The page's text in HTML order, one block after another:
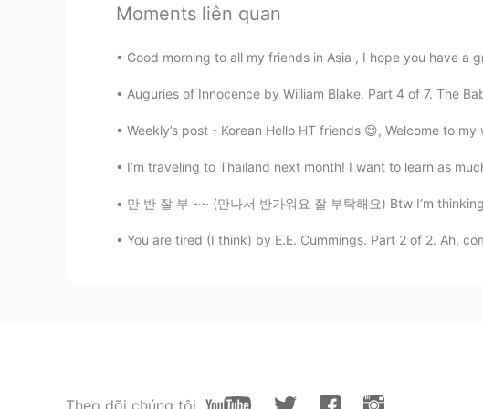
garlic
え、趣味、プロ？すごいな。
JP EN
おいしそうすぎます
Noko
EN
Moments liên quan
Good morning to all my friends in Asia , I hope you have a
Auguries of Innocence by William Blake. Part 4 of 7. The
Weekly’s post - Korean Hello HT friends 😄, Welcome
I’m traveling to Thailand next month! I want to learn as
만 반 잘 부 ~~ (만나서 반가워요 잘 부탁해요) Btw I’m
You are tired (I think) by E.E. Cummings. Part 2 of 2. Ah,
Theo dõi chúng tôi